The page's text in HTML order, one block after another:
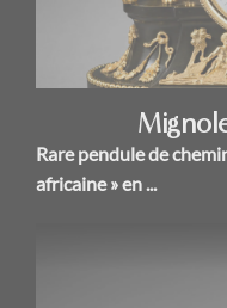
Rare pendule de
africaine » en ...